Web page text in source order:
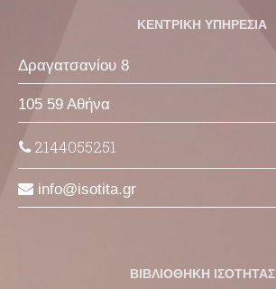
ΚΕΝΤΡΙΚΗ ΥΠΗΡΕΣΙΑ
Δραγατσανίου 8
105 59 Αθήνα
2144055251
info isotita gr
ΒΙΒΛΙΟΘΗΚΗ ΙΣΟΤΗΤΑΣ